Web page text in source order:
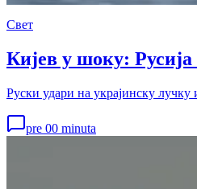
Свет
Кијев у шоку:
Руски удари на украјинску лучку
pre 00 minuta